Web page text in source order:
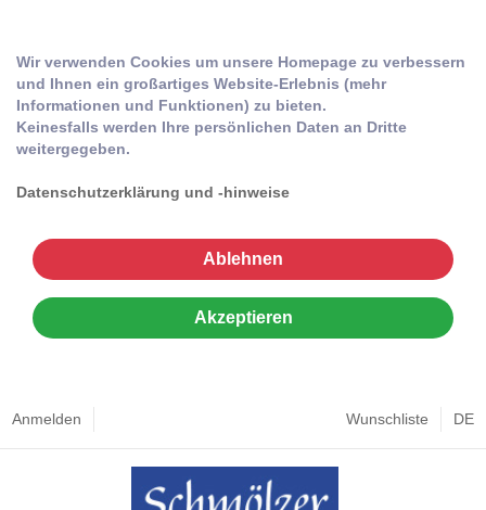
Wir verwenden Cookies um unsere Homepage zu verbessern
und Ihnen ein großartiges Website-Erlebnis (mehr
Informationen und Funktionen) zu bieten.
Keinesfalls werden Ihre persönlichen Daten an Dritte
weitergegeben.
Datenschutzerklärung und -hinweise
Ablehnen
Akzeptieren
Anmelden Wunschliste DE